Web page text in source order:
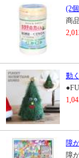
(2
商
動
障
障